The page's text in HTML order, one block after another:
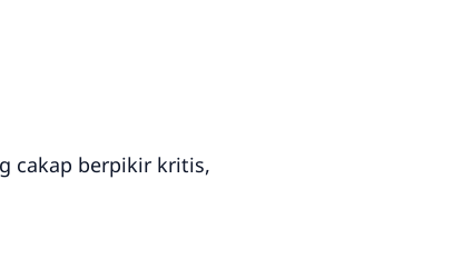
cakap berpikir kritis,